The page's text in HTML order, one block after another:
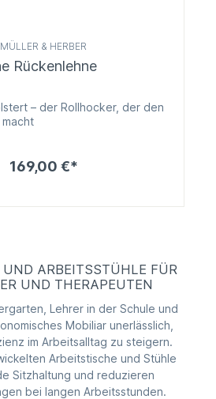
MÜLLER & HERBER
Rückenlehne
– der Rollhocker, der den
169,00 €*
ARBEITSSTÜHLE FÜR
UND THERAPEUTEN
Lehrer in der Schule und
Mobiliar unerlässlich,
im Arbeitsalltag zu steigern.
Arbeitstische und Stühle
Sitzhaltung und reduzieren
bei langen Arbeitsstunden.